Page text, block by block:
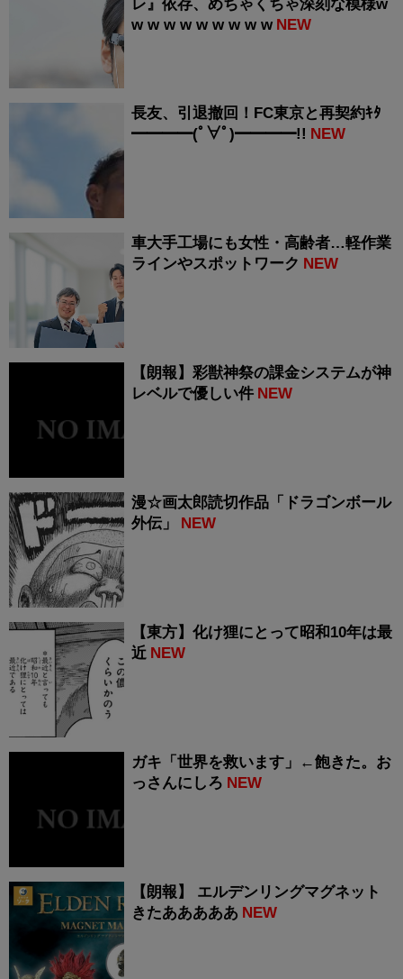
レ』依存、めちゃくちゃ深刻な模様w
w w w w w w w w w NEW
長友、引退撤回！FC東京と再契約ｷﾀ
━━━━(ﾟ∀ﾟ)━━━━!! NEW
車大手工場にも女性・高齢者…軽作業
ラインやスポットワーク NEW
【朗報】彩獣神祭の課金システムが神
レベルで優しい件 NEW
漫☆画太郎読切作品「ドラゴンボール
外伝」
NEW
【東方】化け狸にとって昭和10年は最
近 NEW
ガキ「世界を救います」←飽きた。お
っさんにしろ NEW
【朗報】 エルデンリングマグネット
きたあああああ NEW